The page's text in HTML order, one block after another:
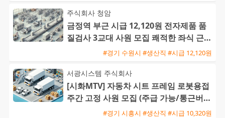
주식회사 청암
금정역 부근 시급 12,120원 전자제품 품
질검사 3교대 사원 모집 쾌적한 좌식 근무
와 높은 정착률#경기 수원시 #생산직 #시급 12,120원
서광시스템 주식회사
[시화MTV] 자동차 시트 프레임 로봇용접
주간 고정 사원 모집 (주급 가능/통근버스
#경기 시흥시 #생산직 #시급 10,320원